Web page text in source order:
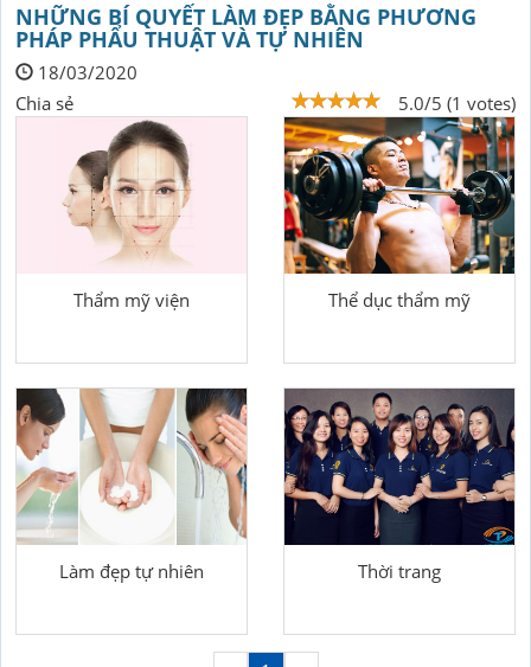
NHỮNG BÍ QUYẾT LÀM ĐẸP BẰNG PHƯƠNG
PHÁP PHẨU THUẬT VÀ TỰ NHIÊN
18/03/2020
5.0/5 (1 votes)
Chia sẻ
Thẩm mỹ viện Thể dục thẩm mỹ
Làm đẹp tự nhiên Thời trang